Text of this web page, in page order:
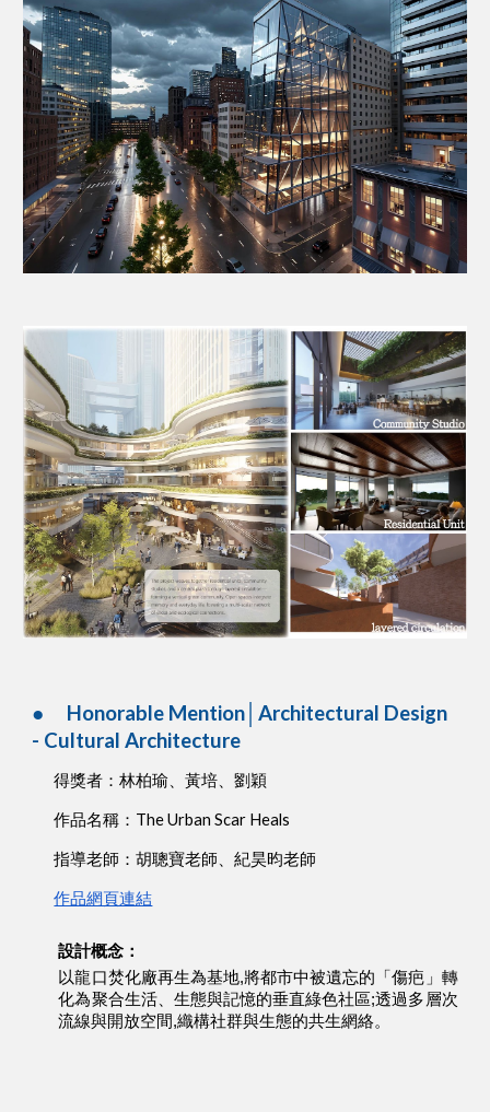
●
Honorable Mention│Architectural Design
- Cultural Architecture
得獎者：林柏瑜、黃培、劉穎
作品名稱：The Urban Scar Heals
指導老師：胡聰寶老師、紀昊昀老師
作品網頁連結
設計概念：
以龍口焚化廠再生為基地,將都市中被遺忘的「傷疤」轉
化為聚合生活、生態與記憶的垂直綠色社區;透過多層次
流線與開放空間,織構社群與生態的共生網絡。